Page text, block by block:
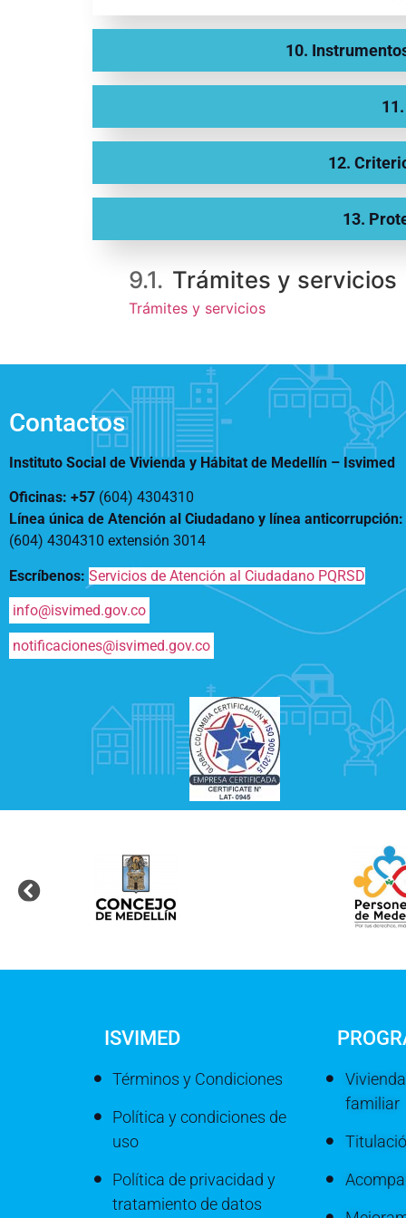
10.
12.
13.
9.1. Trámites y servicios
Trámites y servicios
Contactos
Instituto Social de Vivienda y Hábitat de Medellín – Isvimed
Oficinas: +57 (604) 4304310
Línea única de Atención al Ciudadano y línea anticorrupción:
(604) 4304310 extensión 3014
Escríbenos: Servicios de Atención al Ciudadano PQRSD
info@isvimed.gov.co
notificaciones@isvimed.gov.co
ISVIMED
Términos y Condiciones
Política y condiciones de
uso
Política de privacidad y
tratamiento de datos
familiar